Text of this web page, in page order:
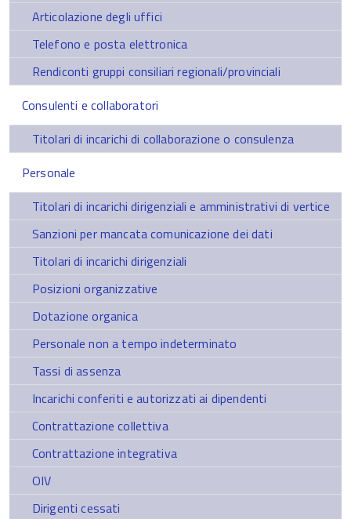
Articolazione degli uffici
Telefono e posta elettronica
Rendiconti gruppi consiliari regionali/provinciali
Consulenti e collaboratori
Titolari di incarichi di collaborazione o consulenza
Personale
Titolari di incarichi dirigenziali e amministrativi di vertice
Sanzioni per mancata comunicazione dei dati
Titolari di incarichi dirigenziali
Posizioni organizzative
Dotazione organica
Personale non a tempo indeterminato
Tassi di assenza
Incarichi conferiti e autorizzati ai dipendenti
Contrattazione collettiva
Contrattazione integrativa
OIV
Dirigenti cessati